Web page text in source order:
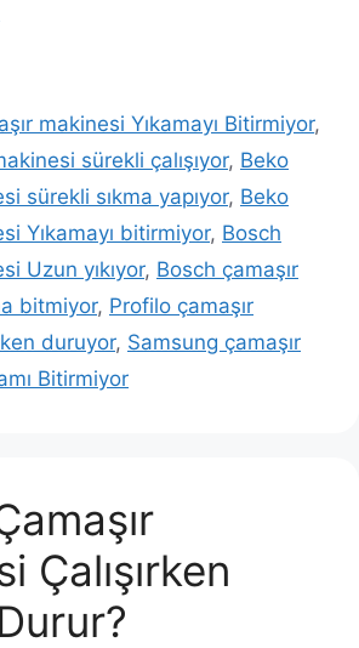
makinesi Yıkamayı Bitirmiyor,
sürekli çalışıyor, Beko
sürekli sıkma yapıyor, Beko
Yıkamayı bitirmiyor, Bosch
Uzun yıkıyor, Bosch çamaşır
bitmiyor, Profilo çamaşır
duruyor, Samsung çamaşır
Bitirmiyor
Çalışırken